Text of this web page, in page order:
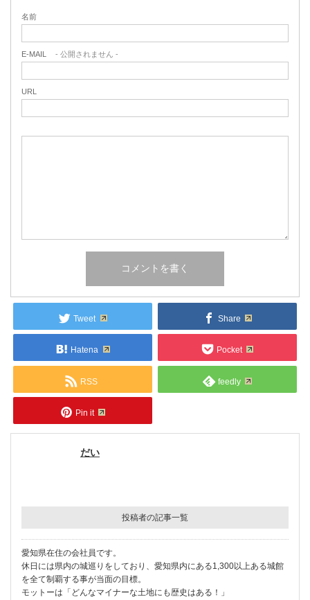
名前
E-MAIL - 公開されません -
URL
Tweet Share
Hatena Pocket
RSS feedly
Pin it
だい
投稿者の記事一覧
愛知県在住の会社員です。
休日には県内の城巡りをしており、愛知県内にある1,300以上ある城館
を全て制覇する事が当面の目標。
モットーは「どんなマイナーな土地にも歴史はある！」